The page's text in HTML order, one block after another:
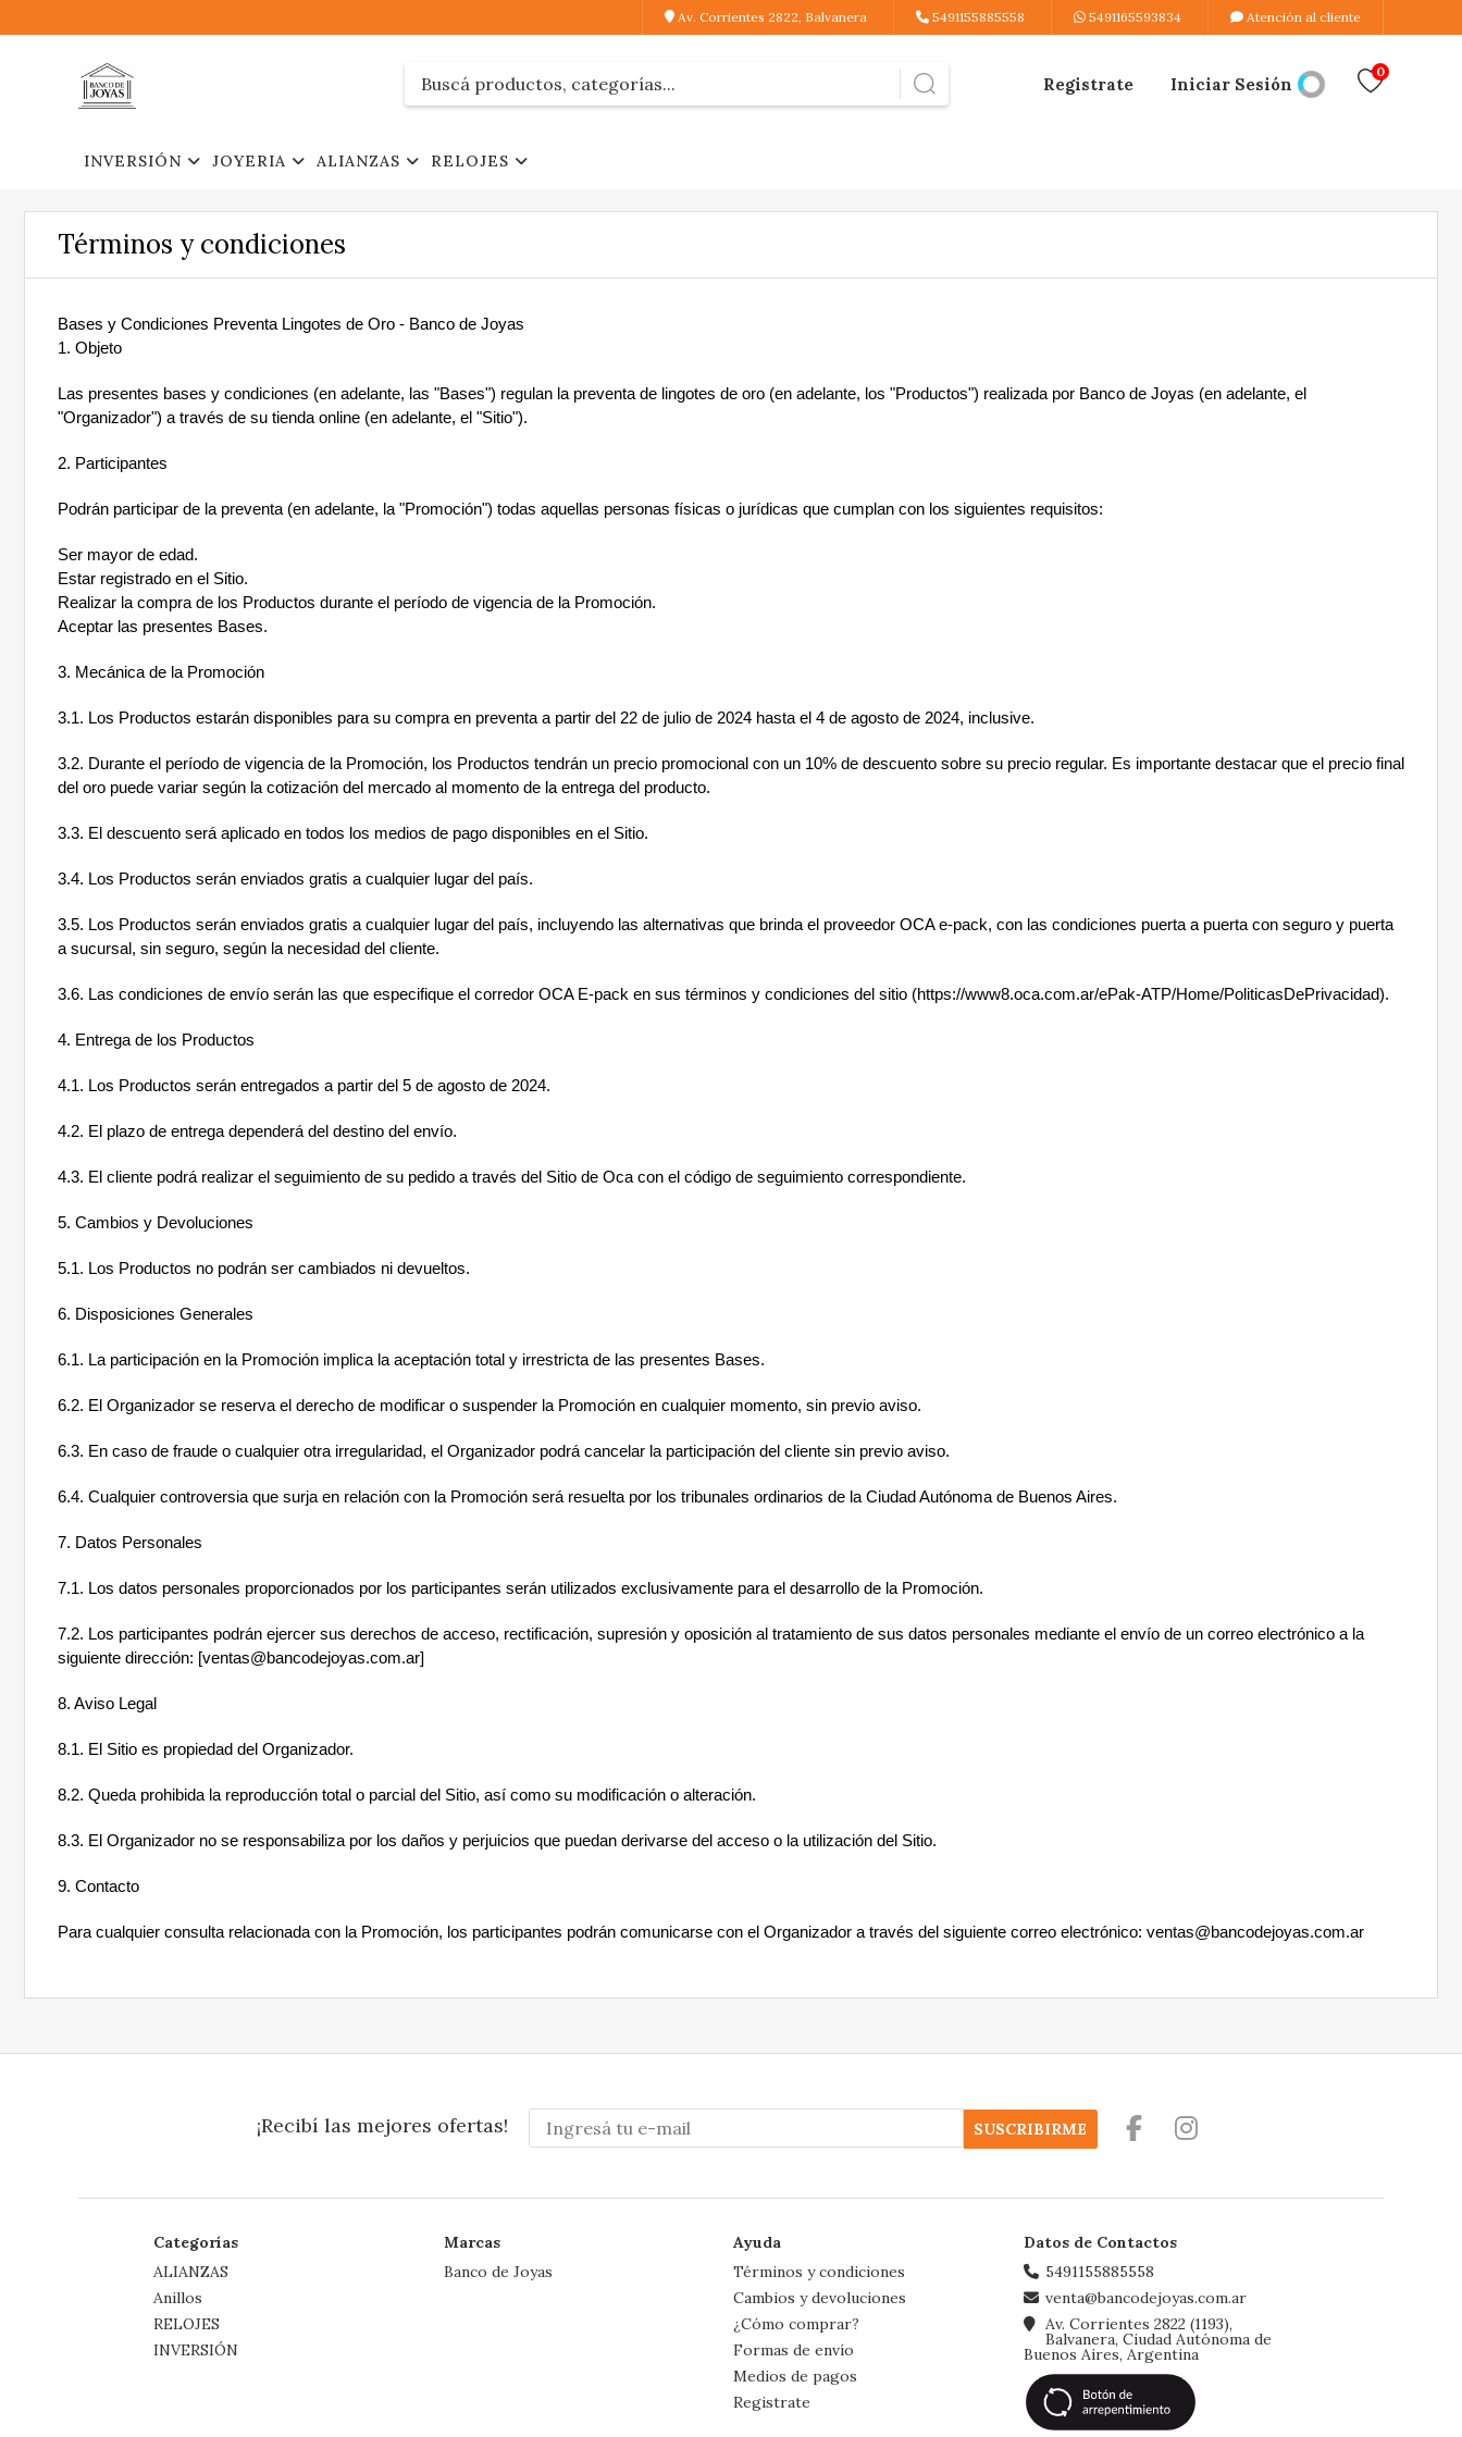
Av. Corrientes 2822, Balvanera 5491155885558 5491165593834 Atención al cliente
Registrate Iniciar Sesión
0
INVERSIÓN JOYERIA ALIANZAS RELOJES
Términos y condiciones
Bases y Condiciones Preventa Lingotes de Oro - Banco de Joyas
1. Objeto
Las presentes bases y condiciones (en adelante, las "Bases") regulan la preventa de lingotes de oro (en adelante, los "Productos") realizada por Banco de Joyas (en adelante, el
"Organizador") a través de su tienda online (en adelante, el "Sitio").
2. Participantes
Podrán participar de la preventa (en adelante, la "Promoción") todas aquellas personas físicas o jurídicas que cumplan con los siguientes requisitos:
Ser mayor de edad.
Estar registrado en el Sitio.
Realizar la compra de los Productos durante el período de vigencia de la Promoción.
Aceptar las presentes Bases.
3. Mecánica de la Promoción
3.1. Los Productos estarán disponibles para su compra en preventa a partir del 22 de julio de 2024 hasta el 4 de agosto de 2024, inclusive.
3.2. Durante el período de vigencia de la Promoción, los Productos tendrán un precio promocional con un 10% de descuento sobre su precio regular. Es importante destacar que el precio final
del oro puede variar según la cotización del mercado al momento de la entrega del producto.
3.3. El descuento será aplicado en todos los medios de pago disponibles en el Sitio.
3.4. Los Productos serán enviados gratis a cualquier lugar del país.
3.5. Los Productos serán enviados gratis a cualquier lugar del país, incluyendo las alternativas que brinda el proveedor OCA e-pack, con las condiciones puerta a puerta con seguro y puerta
a sucursal, sin seguro, según la necesidad del cliente.
3.6. Las condiciones de envío serán las que especifique el corredor OCA E-pack en sus términos y condiciones del sitio (https://www8.oca.com.ar/ePak-ATP/Home/PoliticasDePrivacidad).
4. Entrega de los Productos
4.1. Los Productos serán entregados a partir del 5 de agosto de 2024.
4.2. El plazo de entrega dependerá del destino del envío.
4.3. El cliente podrá realizar el seguimiento de su pedido a través del Sitio de Oca con el código de seguimiento correspondiente.
5. Cambios y Devoluciones
5.1. Los Productos no podrán ser cambiados ni devueltos.
6. Disposiciones Generales
6.1. La participación en la Promoción implica la aceptación total y irrestricta de las presentes Bases.
6.2. El Organizador se reserva el derecho de modificar o suspender la Promoción en cualquier momento, sin previo aviso.
6.3. En caso de fraude o cualquier otra irregularidad, el Organizador podrá cancelar la participación del cliente sin previo aviso.
6.4. Cualquier controversia que surja en relación con la Promoción será resuelta por los tribunales ordinarios de la Ciudad Autónoma de Buenos Aires.
7. Datos Personales
7.1. Los datos personales proporcionados por los participantes serán utilizados exclusivamente para el desarrollo de la Promoción.
7.2. Los participantes podrán ejercer sus derechos de acceso, rectificación, supresión y oposición al tratamiento de sus datos personales mediante el envío de un correo electrónico a la
siguiente dirección: [ventas@bancodejoyas.com.ar]
8. Aviso Legal
8.1. El Sitio es propiedad del Organizador.
8.2. Queda prohibida la reproducción total o parcial del Sitio, así como su modificación o alteración.
8.3. El Organizador no se responsabiliza por los daños y perjuicios que puedan derivarse del acceso o la utilización del Sitio.
9. Contacto
Para cualquier consulta relacionada con la Promoción, los participantes podrán comunicarse con el Organizador a través del siguiente correo electrónico: ventas@bancodejoyas.com.ar
¡Recibí las mejores ofertas! SUSCRIBIRME
Categorías
ALIANZAS
Anillos
RELOJES
INVERSIÓN
Marcas
Banco de Joyas
Ayuda
Términos y condiciones
Cambios y devoluciones
¿Cómo comprar?
Formas de envío
Medios de pagos
Registrate
Datos de Contactos
5491155885558
venta@bancodejoyas.com.ar
Av. Corrientes 2822 (1193),
Balvanera, Ciudad Autónoma de
Buenos Aires, Argentina